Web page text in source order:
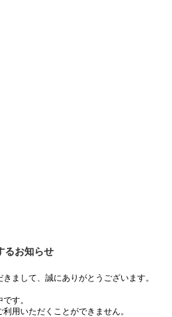
るお知らせ
まして、誠にありがとうございます。
す。
用いただくことができません。